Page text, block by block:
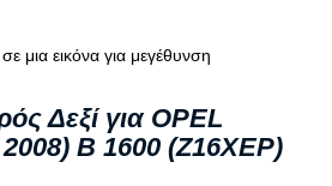
μια εικόνα για μεγέθυνση
Δεξί για OPEL
B 1600 (Z16XEP)